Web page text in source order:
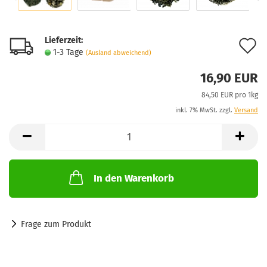
Lieferzeit:
1-3 Tage (Ausland abweichend)
16,90 EUR
84,50 EUR pro 1kg
inkl. 7% MwSt. zzgl. Versand
In den Warenkorb
Frage zum Produkt